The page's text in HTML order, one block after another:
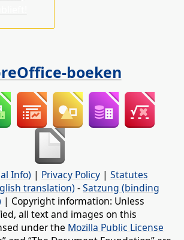
boeken
Info) | Privacy Policy | Statutes
translation) -Satzung (binding
| Copyright information: Unless
all text and images on this
under the Mozilla Public License